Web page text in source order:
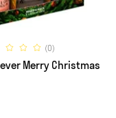
(0)
Merry Christmas